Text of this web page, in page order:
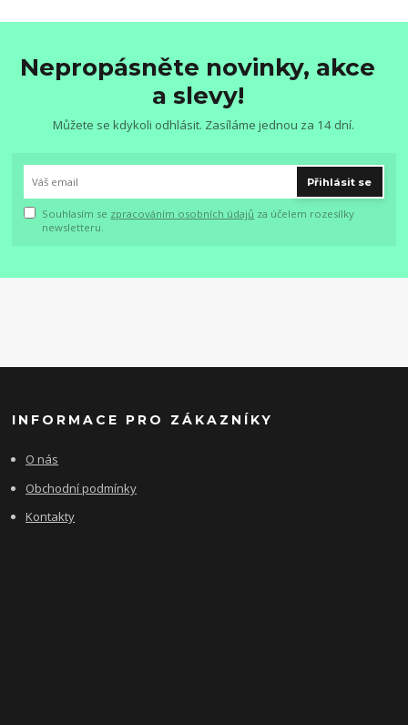
Nepropásněte novinky, akce
a slevy!
Můžete se kdykoli odhlásit. Zasíláme jednou za 14 dní.
Přihlásit se
Souhlasím se zpracováním osobních údajů za účelem rozesílky
newsletteru.
INFORMACE PRO ZÁKAZNÍKY
O nás
Obchodní podmínky
Kontakty